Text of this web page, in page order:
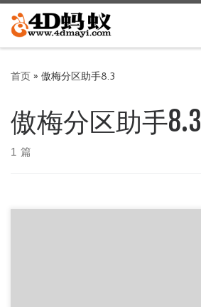
Skip to content
首页» 傲梅分区助手8.3
傲梅分区助手8.3
1 篇